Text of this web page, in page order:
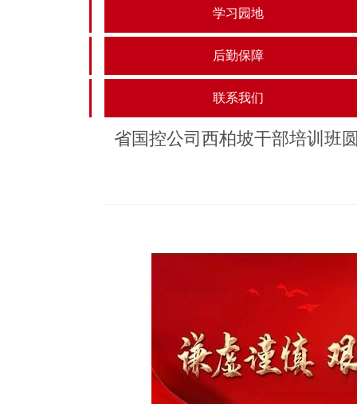
学习园地
后勤保障
联系我们
省国控公司西柏坡干部培训